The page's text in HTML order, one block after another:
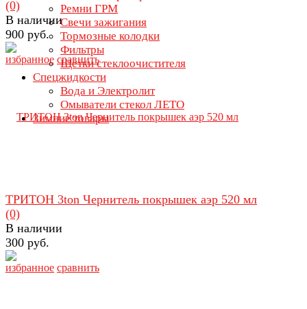
Ремни ГРМ
Свечи зажигания
Тормозные колодки
Фильтры
Щетки стеклоочистителя
Спецжидкости
Вода и Электролит
Омыватели стекол ЛЕТО
Зимние товары
избранное сравнить
(0)
В наличии
900 руб.
избранное сравнить
ТРИТОН 3ton Чернитель покрышек аэр 520 мл
(0)
В наличии
300 руб.